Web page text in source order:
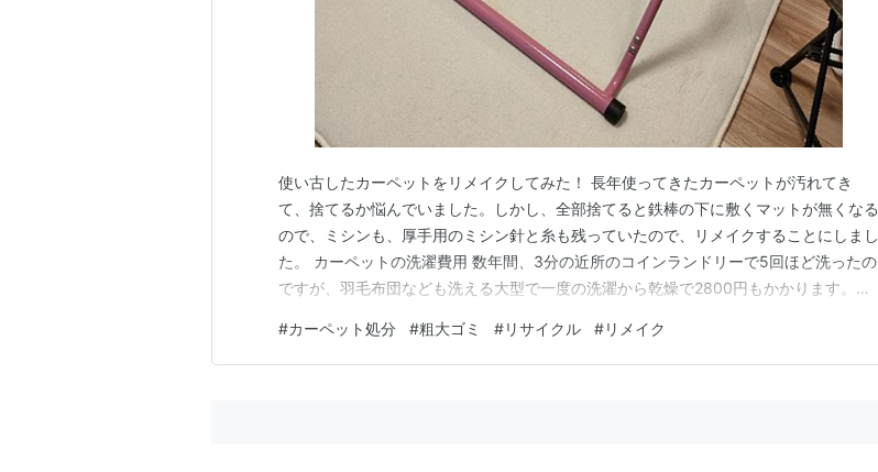
使い古したカーペットをリメイクしてみた！ 長年使ってきたカーペットが汚れてき
て、捨てるか悩んでいました。しかし、全部捨てると鉄棒の下に敷くマットが無くなる
ので、ミシンも、厚手用のミシン針と糸も残っていたので、リメイクすることにしまし
た。 カーペットの洗濯費用 数年間、3分の近所のコインランドリーで5回ほど洗ったの
ですが、羽毛布団なども洗える大型で一度の洗濯から乾燥で2800円もかかります。ベ
なりました。 ※我が家のカーペットは洗濯可能なものではなかったので、自己責任で洗
濯すると、サラサラ感やフワフワ感の質感は落ちまし…
#カーペット処分 #粗大ゴミ #リサイクル #リメイク